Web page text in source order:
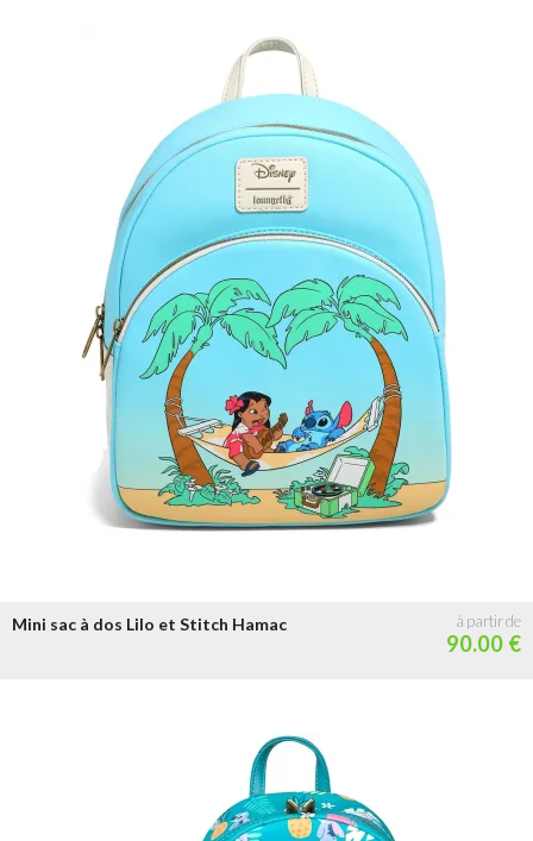
Mini sac à dos Lilo et Stitch Hamac
90.00 €